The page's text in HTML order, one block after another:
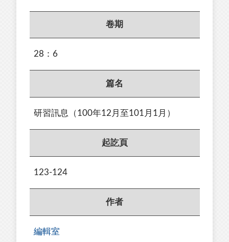
卷期
28：6
篇名
研習訊息（100年12月至101月1月）
起訖頁
123-124
作者
編輯室